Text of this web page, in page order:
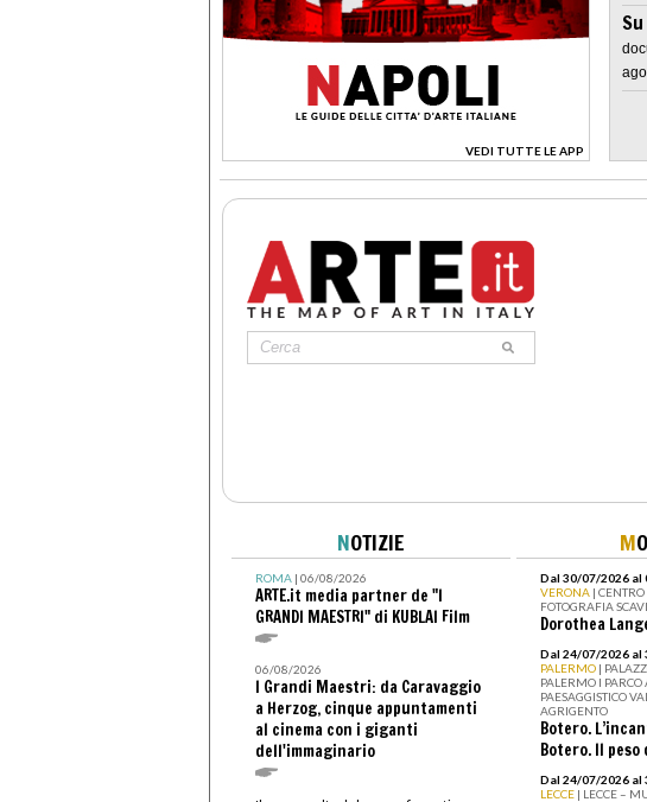
VEDI TUTTE LE APP
>
Su
NOTIZIE
ROMA| 06/08/2026
ARTE.it media partner de "I
GRANDI MAESTRI" di KUBLAI Film
06/08/2026
I Grandi Maestri: da Caravaggio
a Herzog, cinque appuntamenti
al cinema con i giganti
dell'immaginario
M
Dal 30/07/2026 al
VERONA |
FOTOGRAFIA
Dorothea
Dal 24/07/2026 al
PALERMO |
PALERMO I PARCO
PAESAGGISTICO
AGRIGENTO
Botero.
Botero. Il peso
Dal 24/07/2026 al
LECCE | LECCE –